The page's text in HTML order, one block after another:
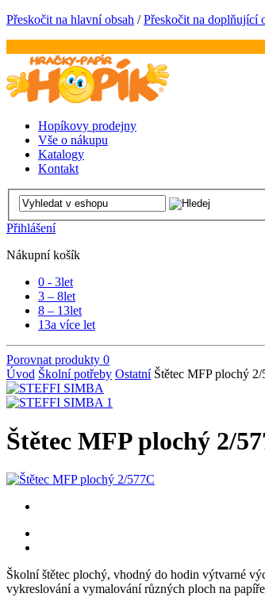
Přeskočit na hlavní obsah /Přeskočit na doplňující
Hopíkovy prodejny
Vše o nákupu
Katalogy
Kontakt
Přihlášení
Nákupní košík
0 - 3let
3 – 8let
8 – 13let
13a více let
Porovnat produkty 0
Úvod Školní potřeby Ostatní Štětec MFP plochý 2/
Štětec MFP plochý 2/
Školní štětec plochý, vhodný do hodin výtvarné
vykreslování a vymalování různých ploch na